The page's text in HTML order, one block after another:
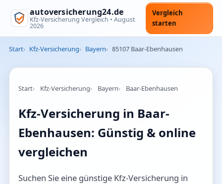
autoversicherung24.de
Kfz-Versicherung Vergleich • August
2026
Vergleich
starten
Start Kfz-Versicherung Bayern 85107 Baar-Ebenhausen
Start Kfz-Versicherung Bayern Baar-Ebenhausen
Kfz-Versicherung in Baar-
Ebenhausen: Günstig & online
vergleichen
Suchen Sie eine günstige Kfz-Versicherung in